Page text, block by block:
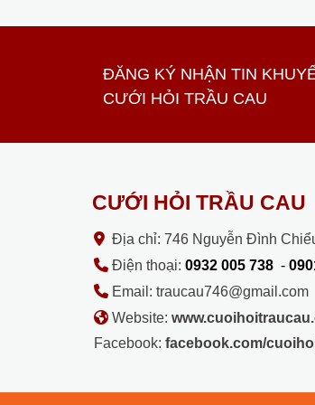
ĐĂNG KÝ NHẬN TIN
CƯỚI HỎI TRẦU CAU
CƯỚI HỎI TRẦU CAU
Địa chỉ: 746 Nguyễn Đình
Điện thoại: 0932 005 738 -
Email: traucau746@gmail.com
Website:
Facebook: facebook.com/